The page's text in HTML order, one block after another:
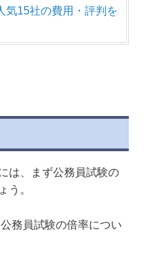
気15社の費用・評判を
は、まず公務員試験の
う。
務員試験の倍率につい